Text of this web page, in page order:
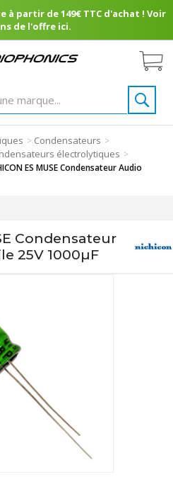
partir de 149€ TTC d'achat ! Voir
de l'offre ici.
> Condensateurs >
électrolytiques >
ES MUSE Condensateur Audio
Condensateur
25V 1000µF